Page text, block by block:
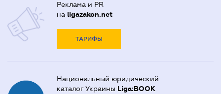
Реклама и PR
на ligazakon.net
ТАРИФЫ
Национальный юридический
каталог Украины Liga:BOOK